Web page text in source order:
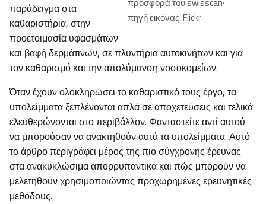
προσφορά του swisscan·
πηγή εικόνας: Flickr
παράδειγμα στα
καθαριστήρια, στην
προετοιμασία υφασμάτων
και βαφή δερμάτινων, σε πλυντήρια αυτοκινήτων και για
τον καθαρισμό και την απολύμανση νοσοκομείων.
Όταν έχουν ολοκληρώσει το καθαριστικό τους έργο, τα
υπολείμματα ξεπλένονται απλά σε αποχετεύσεις και τελικά
ελευθερώνονται στο περιβάλλον. Φανταστείτε αντί αυτού
να μπορούσαν να ανακτηθούν αυτά τα υπολείμματα. Αυτό
το άρθρο περιγράφει μέρος της πιο σύγχρονης έρευνας
στα ανακυκλώσιμα απορρυπαντικά και πώς μπορούν να
μελετηθούν χρησιμοποιώντας προχωρημένες ερευνητικές
μεθόδους.